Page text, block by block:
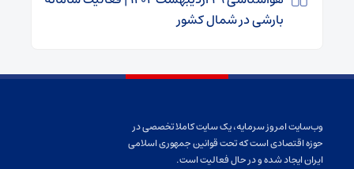
بارشی در شمال کشور
وب‌سایت امروز سرمایه، یک سایت کاملا تخصصی در
حوزه اقتصادی است که تحت قوانین جمهوری اسلامی
ایران ایجاد شده و در حال فعالیت است.